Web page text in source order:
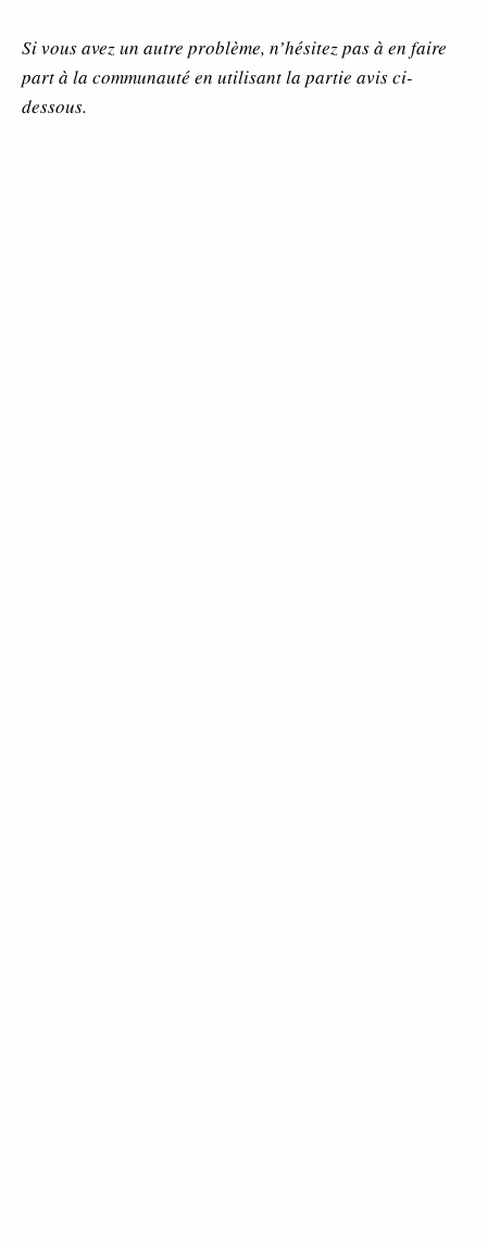
Si vous avez un autre problème, n’hésitez pas à en faire
part à la communauté en utilisant la partie avis ci-
dessous.